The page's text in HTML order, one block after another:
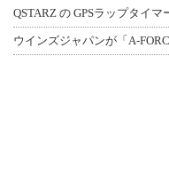
QSTARZ の GPSラップタイ
ウインズジャパンが「A-